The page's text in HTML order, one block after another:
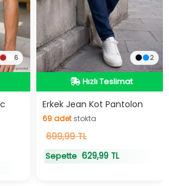
6 2
Hızlı Teslimat
Hızlı Teslimat
Erkek Jean Kot Pantolon
69adetstokta
69adetstokta
699,99 TL
Sepette 629,99 TL